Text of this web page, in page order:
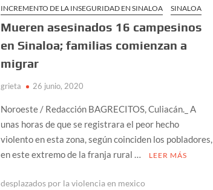
INCREMENTO DE LA INSEGURIDAD EN SINALOA
SINALOA
Mueren asesinados 16 campesinos
en Sinaloa; familias comienzan a
migrar
grieta 26 junio, 2020
Noroeste / Redacción BAGRECITOS, Culiacán._ A
unas horas de que se registrara el peor hecho
violento en esta zona, según coinciden los pobladores,
en este extremo de la franja rural …
LEER MÁS
desplazados por la violencia en mexico